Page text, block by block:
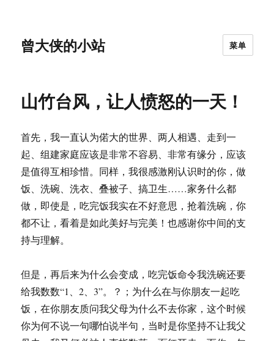
曾大侠的小站 菜单
山竹台风，让人愤怒的一天！
首先，我一直认为偌大的世界、两人相遇、走到一
起、组建家庭应该是非常不容易、非常有缘分，应该
是值得互相珍惜。同样，我很感激刚认识时的你，做
饭、洗碗、洗衣、叠被子、搞卫生……家务什么都
做，即使是，吃完饭我实在不好意思，抢着洗碗，你
都不让，看着是如此美好与完美！也感谢你中间的支
持与理解。
但是，再后来为什么会变成，吃完饭命令我洗碗还要
给我数数“1、2、3”。？；为什么在与你朋友一起吃
饭，在你朋友质问我父母为什么不去你家，这个时候
你为何不说一句哪怕说半句，当时是你坚持不让我父